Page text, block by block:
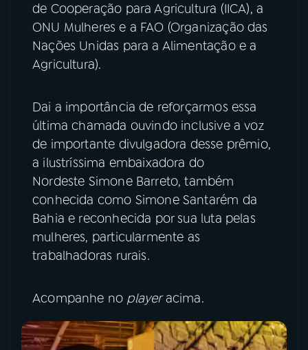
de Cooperação para Agricultura (IICA), a
ONU Mulheres e a FAO (Organização das
Nações Unidas para a Alimentação e a
Agricultura).
Dai a importância de reforçarmos essa
última chamada ouvindo inclusive a voz
de importante divulgadora desse prêmio,
a ilustríssima embaixadora do
Nordeste Simone Barreto, também
conhecida como Simone Santarém da
Bahia e reconhecida por sua luta pelas
mulheres, particularmente as
trabalhadoras rurais.
Acompanhe no playeracima.